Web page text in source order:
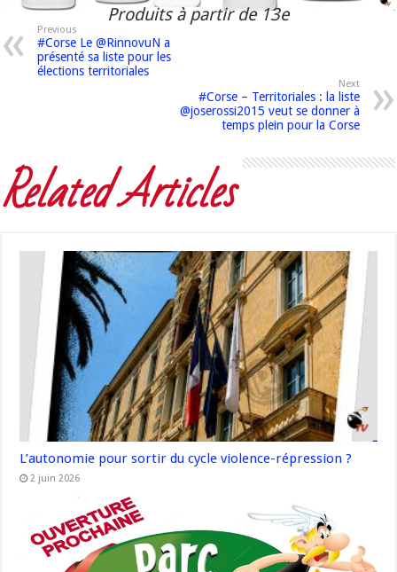
Produits à partir de 13e
Previous
#Corse Le @RinnovuN a
présenté sa liste pour les
élections territoriales
Next
#Corse – Territoriales : la liste
@joserossi2015 veut se donner à
temps plein pour la Corse
Related Articles
L’autonomie pour sortir du cycle violence-répression ?
2 juin 2026